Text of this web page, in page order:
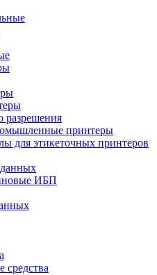
разрешения
принтеры
для этикеточных принтеров
ИБП
средства